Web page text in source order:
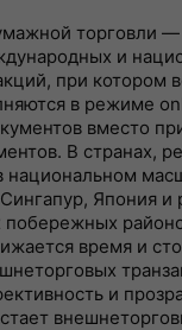
торговли —
и
при котором
в режиме
вместо
В странах,
национальном
Япония и
побережных
время и
и